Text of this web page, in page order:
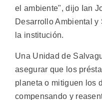
el ambiente", dijo Ian
Desarrollo Ambiental
la institución.
Una Unidad de
asegurar que los
planeta o mitiguen los
compensando y